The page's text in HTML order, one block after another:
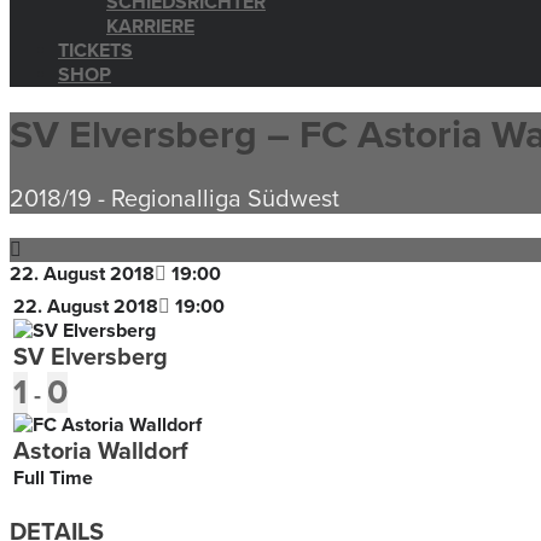
KARRIERE
TICKETS
SHOP
SV Elversberg – FC Astoria
2018/19 - Regionalliga Südwest
22. August 2018
19:00
22. August 2018
19:00
SV Elversberg
1 - 0
Astoria Walldorf
Full Time
DETAILS